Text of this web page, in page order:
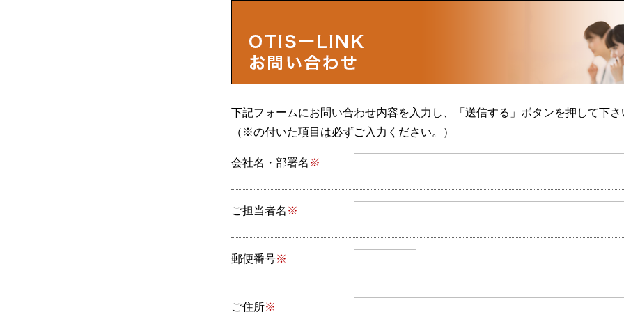
下記フォームにお問い合わせ内容を入力し、「送信する」ボタンを押して下さ
（※の付いた項目は必ずご入力ください。）
会社名・部署名 ※
ご担当者名 ※
郵便番号※
ご住所※